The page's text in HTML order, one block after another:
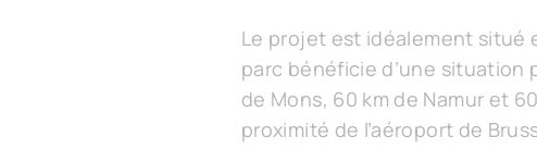
Le projet est idéalement situé
parc bénéficie d’une situation
de Mons, 60 km de Namur et
proximité de l’aéroport de